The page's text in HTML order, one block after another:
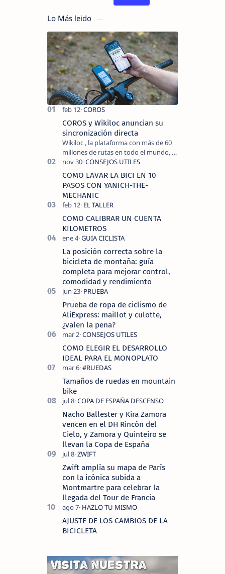
Lo Más leido
COROS y Wikiloc anuncian su
sincronización directa
Wikiloc , la plataforma con más de 60
millones de rutas en todo el mundo, y
COROS , marca de dispositivos GPS
reconocida mundialmente por su
tecnolo…
COMO LAVAR LA BICI EN 10
PASOS CON YANICH-THE-
MECHANIC
COMO CALIBRAR UN CUENTA
KILOMETROS
La posición correcta sobre la
bicicleta de montaña: guía
completa para mejorar control,
comodidad y rendimiento
Prueba de ropa de ciclismo de
AliExpress: maillot y culotte,
¿valen la pena?
COMO ELEGIR EL DESARROLLO
IDEAL PARA EL MONOPLATO
Tamaños de ruedas en mountain
bike
Nacho Ballester y Kira Zamora
vencen en el DH Rincón del
Cielo, y Zamora y Quinteiro se
llevan la Copa de España
Zwift amplía su mapa de París
con la icónica subida a
Montmartre para celebrar la
llegada del Tour de Francia
AJUSTE DE LOS CAMBIOS DE LA
BICICLETA